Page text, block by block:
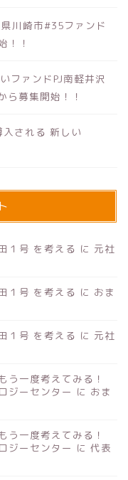
川崎市#35ファンド
！！
ファンドPJ南軽井沢
募集開始！！
入される 新しい
１号 を考える に 元社
１号 を考える に おま
１号 を考える に 元社
一度考えてみる！
ジーセンター に おま
一度考えてみる！
ジーセンター に 代表